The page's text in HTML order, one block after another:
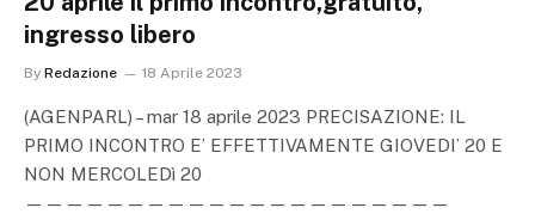
ingresso libero
By Redazione 18 Aprile 2023
(AGENPARL) – mar 18 aprile 2023 PRECISAZIONE: IL
PRIMO INCONTRO E’ EFFETTIVAMENTE GIOVEDI’ 20 E
NON MERCOLEDì 20
—————————————————————